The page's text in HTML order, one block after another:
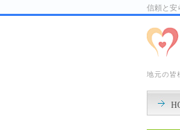
信頼と安
地元の皆